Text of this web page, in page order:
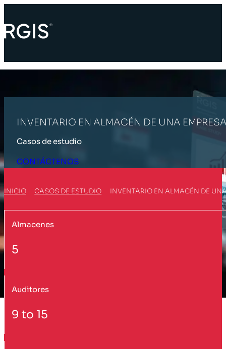
INVENTARIO EN ALMACÉN DE UNA
Casos de estudio
CONTÁCTENOS
INICIO CASOS DE ESTUDIO INVENTARIO EN ALMACÉN DE
Almacenes
5
Auditores
9 to 15